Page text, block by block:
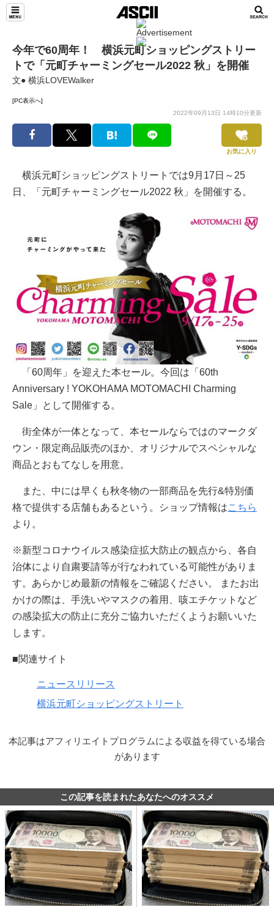
今年で60周年！ 横浜元町ショッピングストリー
トで「元町チャーミングセール2022 秋」を開催
文● 横浜LOVEWalker
[PC表示へ]
2022年09月13日 14時10分更新
お気に入り
横浜元町ショッピングストリートでは9月17日～25
日、「元町チャーミングセール2022 秋」を開催する。
「60周年」を迎えた本セール。今回は「60th
Anniversary ! YOKOHAMA MOTOMACHI Charming
Sale」として開催する。
街全体が一体となって、本セールならではのマークダ
ウン・限定商品販売のほか、オリジナルでスペシャルな
商品とおもてなしを用意。
また、中には早くも秋冬物の一部商品を先行&特別価
格で提供する店舗もあるという。ショップ情報はこちら
より。
※新型コロナウイルス感染症拡大防止の観点から、各自
治体により自粛要請等が行なわれている可能性がありま
す。あらかじめ最新の情報をご確認ください。 またお出
かけの際は、手洗いやマスクの着用、咳エチケットなど
の感染拡大の防止に充分ご協力いただくようお願いいた
します。
■関連サイト
ニュースリリース
横浜元町ショッピングストリート
本記事はアフィリエイトプログラムによる収益を得ている場合
があります
この記事を読まれたあなたへのオススメ